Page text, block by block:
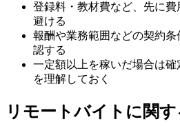
登録料・教材費など、先に
避ける
報酬や業務範囲などの契約
認する
一定額以上を稼いだ場合は
を理解しておく
リモートバイトに関